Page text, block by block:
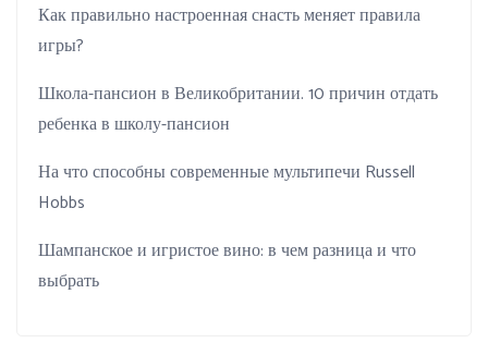
Как правильно настроенная снасть меняет правила
игры?
Школа-пансион в Великобритании. 10 причин отдать
ребенка в школу-пансион
На что способны современные мультипечи Russell
Hobbs
Шампанское и игристое вино: в чем разница и что
выбрать